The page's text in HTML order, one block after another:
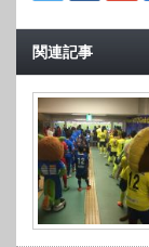
関連記事